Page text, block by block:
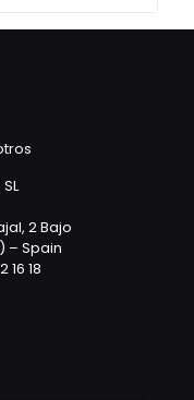
2 Bajo
– Spain
18